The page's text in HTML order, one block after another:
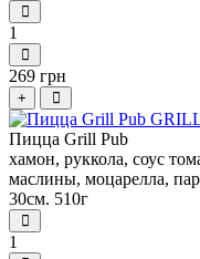
1
269 грн
+
Пицца Grill Pub
хамон, руккола, соус
маслины, моцарелла,
30см. 510г
1